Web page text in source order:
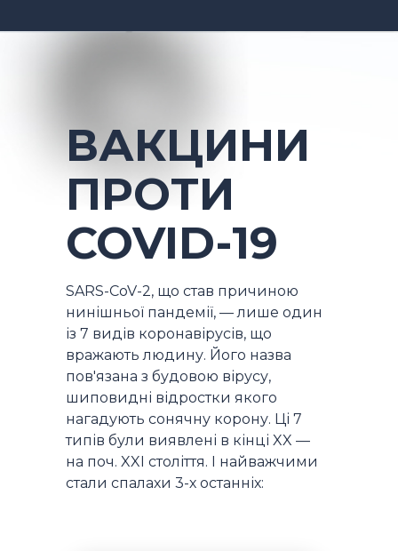
ВАКЦИНИ
ПРОТИ
COVID-19
SARS-CoV-2, що став причиною
нинішньої пандемії, — лише один
із 7 видів коронавірусів, що
вражають людину. Його назва
пов'язана з будовою вірусу,
шиповидні відростки якого
нагадують сонячну корону. Ці 7
типів були виявлені в кінці XX —
на поч. XXI століття. І найважчими
стали спалахи 3-х останніх: